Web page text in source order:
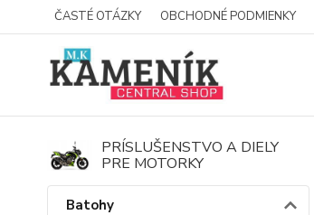
ČASTÉ OTÁZKY OBCHODNÉ PODMIENKY
PRÍSLUŠENSTVO A DIELY
PRE MOTORKY
Batohy